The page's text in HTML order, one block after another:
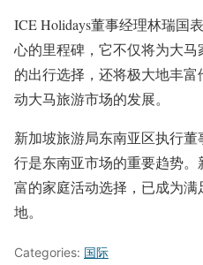
ICE Holidays董事经理林瑞国
心的里程碑，它不仅将为大
的出行选择，还将极大地丰
动大马旅游市场的发展。
新加坡旅游局东南亚区执行董
行是东南亚市场的重要趋势
富的家庭活动选择，已成为
地。
Categories: 国际